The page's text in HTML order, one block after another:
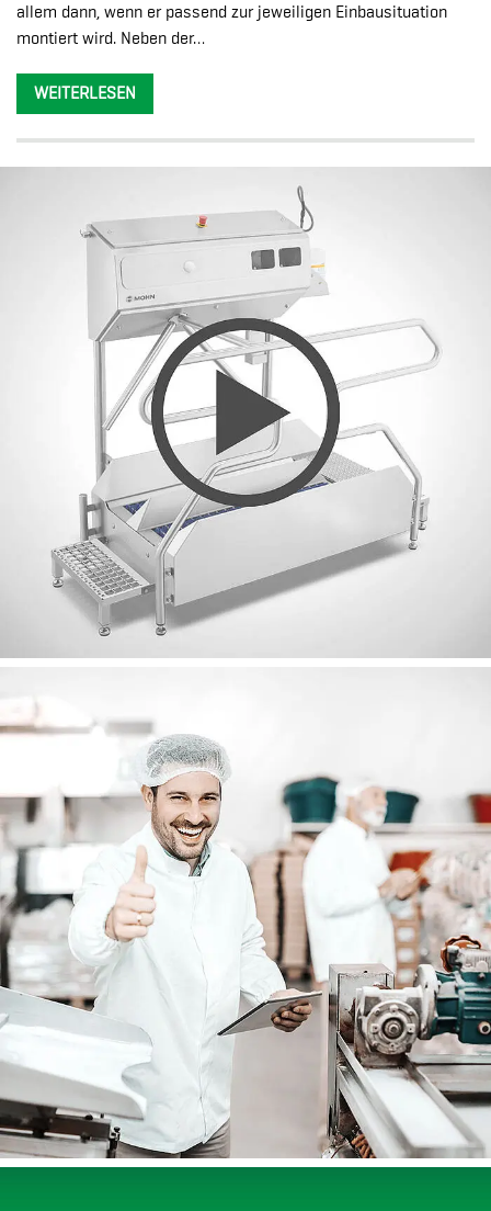
allem dann, wenn er passend zur jeweiligen Einbausituation
montiert wird. Neben der…
WEITERLESEN